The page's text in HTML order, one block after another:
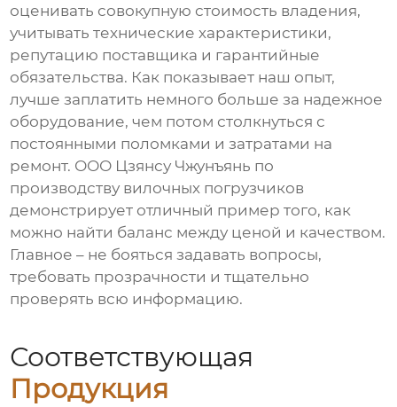
оценивать совокупную стоимость владения,
учитывать технические характеристики,
репутацию поставщика и гарантийные
обязательства. Как показывает наш опыт,
лучше заплатить немного больше за надежное
оборудование, чем потом столкнуться с
постоянными поломками и затратами на
ремонт. ООО Цзянсу Чжунъянь по
производству вилочных погрузчиков
демонстрирует отличный пример того, как
можно найти баланс между ценой и качеством.
Главное – не бояться задавать вопросы,
требовать прозрачности и тщательно
проверять всю информацию.
Соответствующая
Продукция